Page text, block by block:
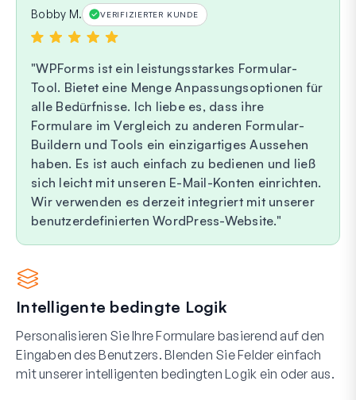
Bobby M. VERIFIZIERTER KUNDE
WPForms ist ein leistungsstarkes Formular-
Tool. Bietet eine Menge Anpassungsoptionen für
alle Bedürfnisse. Ich liebe es, dass ihre
Formulare im Vergleich zu anderen Formular-
Buildern und Tools ein einzigartiges Aussehen
haben. Es ist auch einfach zu bedienen und ließ
sich leicht mit unseren E-Mail-Konten einrichten.
Wir verwenden es derzeit integriert mit unserer
benutzerdefinierten WordPress-Website.
Intelligente bedingte Logik
Personalisieren Sie Ihre Formulare basierend auf den
Eingaben des Benutzers. Blenden Sie Felder einfach
mit unserer intelligenten bedingten Logik ein oder aus.